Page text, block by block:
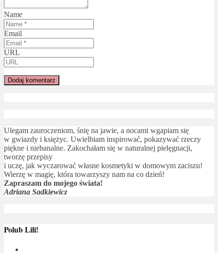
Name
Email
URL
Ulegam zauroczeniom, śnię na jawie, a nocami wgapiam się
w gwiazdy i księżyc. Uwielbiam inspirować, pokazywać rzeczy
piękne i niebanalne. Zakochałam się w naturalnej pielęgnacji,
tworzę przepisy
i uczę, jak wyczarować własne kosmetyki w domowym zaciszu!
Wierzę w magię, która towarzyszy nam na co dzień!
Zapraszam do mojego świata!
Adriana Sadkiewicz
Polub Lili!